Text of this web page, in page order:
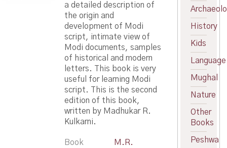
a detailed description of
the origin and
development of Modi
script, intimate view of
Modi documents, samples
of historical and modern
letters. This book is very
useful for learning Modi
script. This is the second
edition of this book,
written by Madhukar R.
Kulkarni.
Book
M.R.
History
Kids
Language
Mughal
Nature
Other
Books
Peshwa